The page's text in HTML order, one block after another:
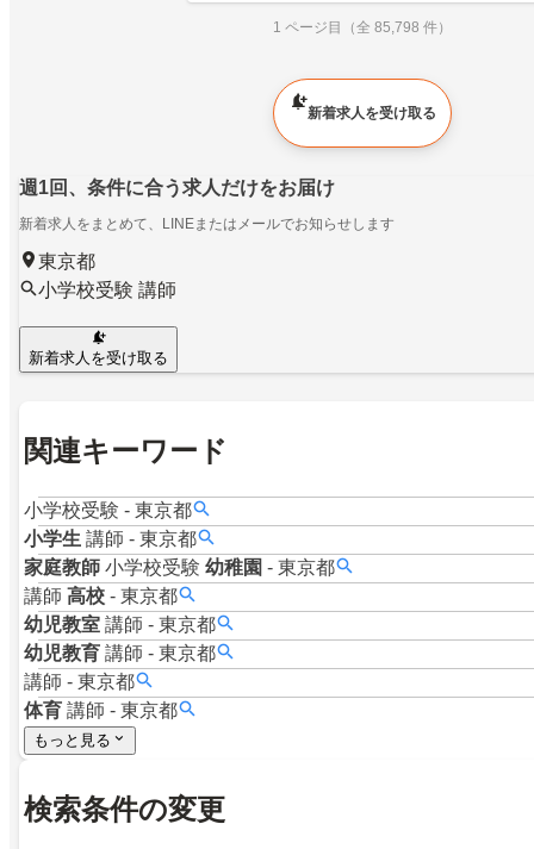
1 ページ目（全 85,798 件）
新着求人を受け取る
週1回、条件に合う求人だけをお届け
新着求人をまとめて、LINEまたはメールでお知らせします
東京都
小学校受験 講師
新着求人を受け取る
関連キーワード
小学校受験 - 東京都
小学生 講師 - 東京都
家庭教師 小学校受験 幼稚園 - 東京都
講師 高校 - 東京都
幼児教室 講師 - 東京都
幼児教育 講師 - 東京都
講師 - 東京都
体育 講師 - 東京都
もっと見る
検索条件の変更